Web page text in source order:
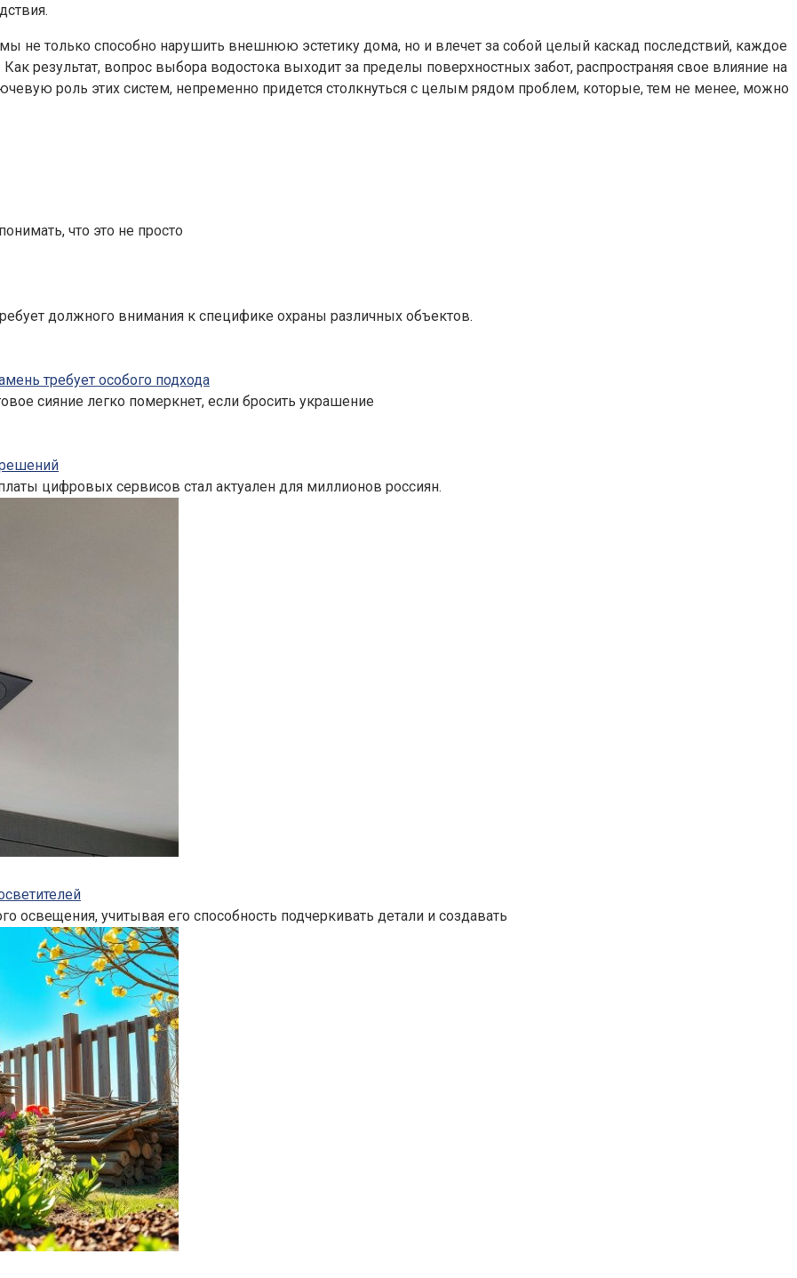
не только способно нарушить внешнюю эстетику дома, но и влечет за собой целый каскад последствий, каждое
результат, вопрос выбора водостока выходит за пределы поверхностных забот, распространяя свое влияние на
роль этих систем, непременно придется столкнуться с целым рядом проблем, которые, тем не менее, можно
что это не просто
должного внимания к специфике охраны различных объектов.
требует особого подхода
сияние легко померкнет, если бросить украшение
цифровых сервисов стал актуален для миллионов россиян.
учитывая его способность подчеркивать детали и создавать